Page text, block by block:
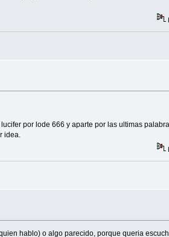
por lode 666 y aparte por las ultimas
idea.
hablo) o algo parecido, porque queria